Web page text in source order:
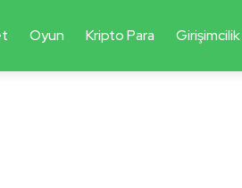
Oyun Kripto Para Girişimcilik